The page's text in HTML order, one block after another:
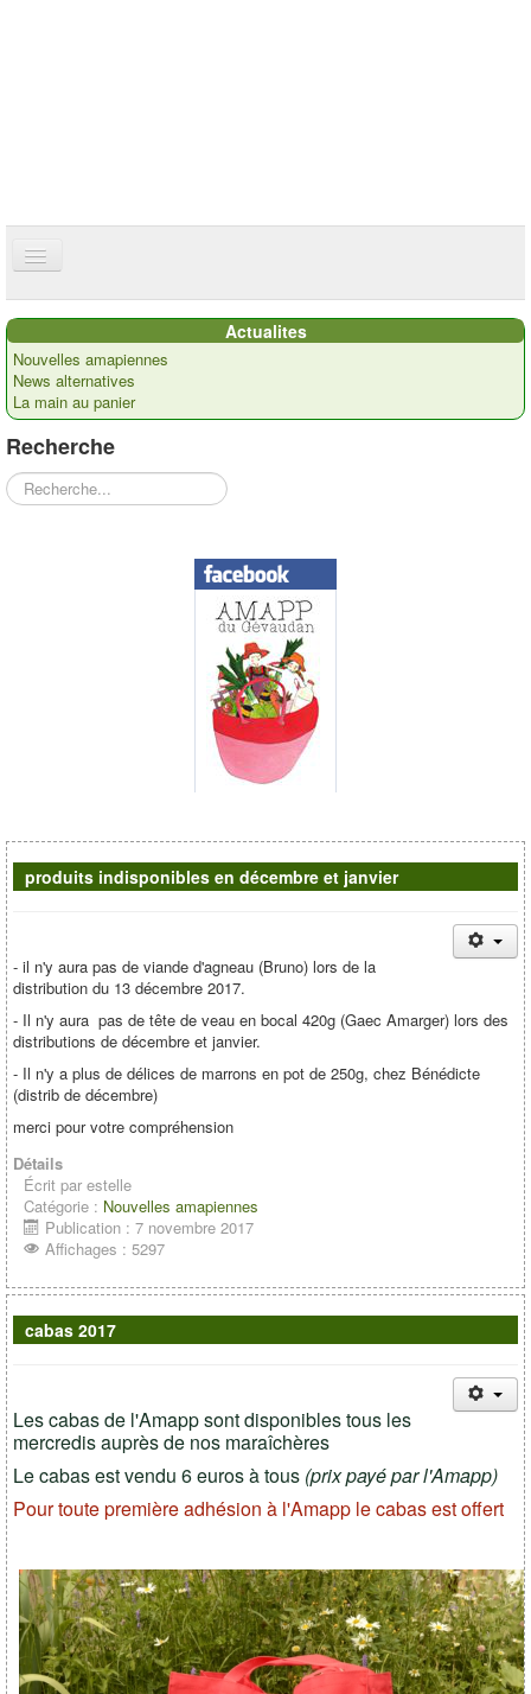
Accueil
Présentation
Actualités
Nos paysans
Commandes
Actualites
Nouvelles amapiennes
News alternatives
La main au panier
Recherche
Rechercher
produits indisponibles en décembre et janvier
- il n'y aura pas de viande d'agneau (Bruno) lors de la
distribution du 13 décembre 2017.
- Il n'y aura pas de tête de veau en bocal 420g (Gaec Amarger) lors des
distributions de décembre et janvier.
- Il n'y a plus de délices de marrons en pot de 250g, chez Bénédicte
(distrib de décembre)
merci pour votre compréhension
Détails
Écrit par estelle
Catégorie : Nouvelles amapiennes
Publication : 7 novembre 2017
Affichages : 5297
cabas 2017
Les cabas de l'Amapp sont disponibles tous les
mercredis auprès de nos maraîchères
Le cabas est vendu 6 euros à tous (prix payé par l'Amapp)
Pour toute première adhésion à l'Amapp le cabas est offert